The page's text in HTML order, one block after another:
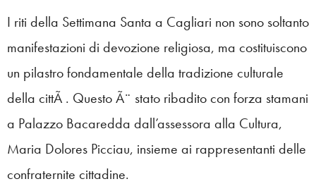
I riti della Settimana Santa a Cagliari non sono soltanto
manifestazioni di devozione religiosa, ma costituiscono
un pilastro fondamentale della tradizione culturale
della cittÃ . Questo Ã¨ stato ribadito con forza stamani
a Palazzo Bacaredda dall’assessora alla Cultura,
Maria Dolores Picciau, insieme ai rappresentanti delle
confraternite cittadine.